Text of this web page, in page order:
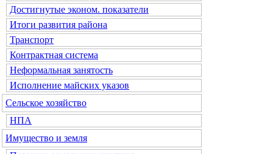
Достигнутые эконом. показатели
Итоги развития района
Транспорт
Контрактная система
Неформальная занятость
Исполнение майских указов
Сельское хозяйство
НПА
Имущество и земля